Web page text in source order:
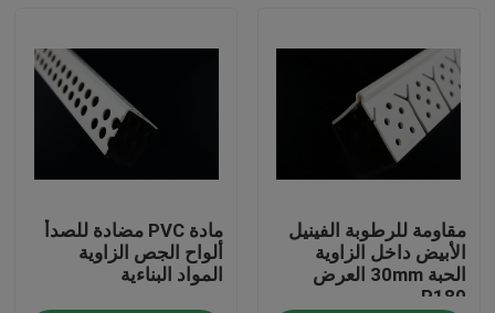
مقاومة للرطوبة الفينيل
الأبيض داخل الزاوية
الحبة 30mm العرض
P180
مادة PVC مضادة للصدأ
ألواح الجص الزاوية
المواد البناءية